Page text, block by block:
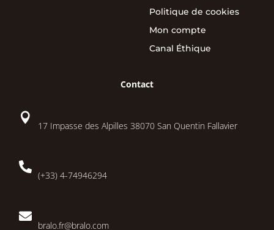
Politique de cookies
Mon compte
Canal Éthique
Contact

17 Impasse des Alpilles 38070 San Quentin Fallavier

(+33) 4-74946294

bralo.fr@bralo.com